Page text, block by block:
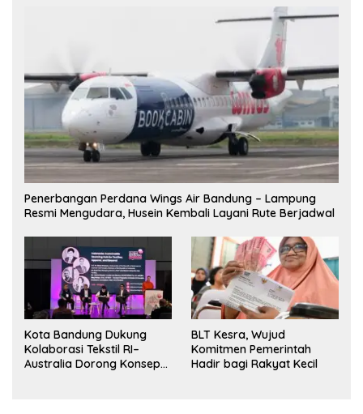
Penerbangan Perdana Wings Air Bandung – Lampung
Resmi Mengudara, Husein Kembali Layani Rute Berjadwal
Kota Bandung Dukung
Kolaborasi Tekstil RI–
Australia Dorong Konsep
BLT Kesra, Wujud
Komitmen Pemerintah
Hadir bagi Rakyat Kecil